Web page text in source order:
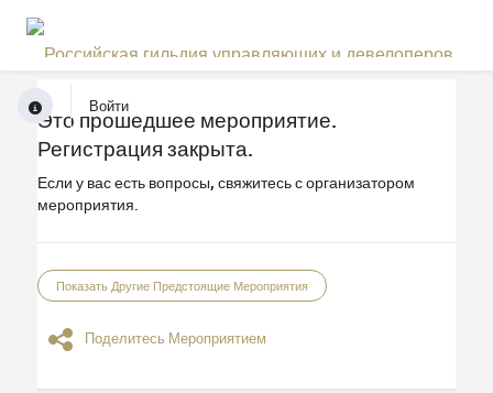
Войти
Это прошедшее мероприятие.
Регистрация закрыта.
Если у вас есть вопросы, свяжитесь с организатором
мероприятия.
Показать Другие Предстоящие Мероприятия
Поделитесь Мероприятием